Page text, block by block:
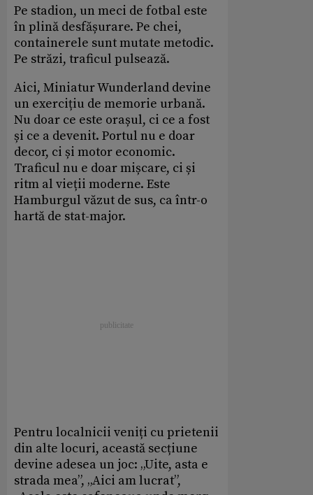
Pe stadion, un meci de fotbal este
în plină desfășurare. Pe chei,
containerele sunt mutate metodic.
Pe străzi, traficul pulsează.
Aici, Miniatur Wunderland devine
un exercițiu de memorie urbană.
Nu doar ce este orașul, ci ce a fost
și ce a devenit. Portul nu e doar
decor, ci și motor economic.
Traficul nu e doar mișcare, ci și
ritm al vieții moderne. Este
Hamburgul văzut de sus, ca într-o
hartă de stat-major.
Pentru localnicii veniți cu prietenii
din alte locuri, această secțiune
devine adesea un joc: „Uite, asta e
strada mea”, „Aici am lucrat”,